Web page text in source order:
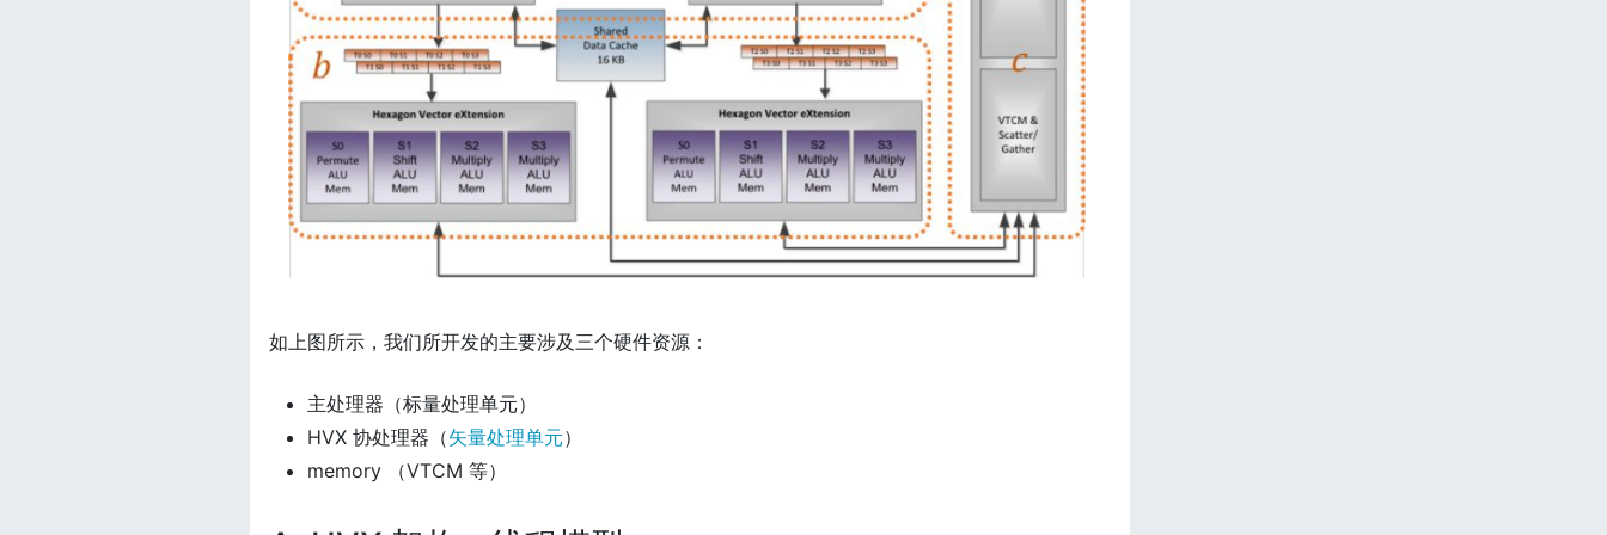
如上图所示，我们所开发的主要涉及三个硬件资源：
主处理器（标量处理单元）
HVX 协处理器（矢量处理单元）
memory （VTCM 等）